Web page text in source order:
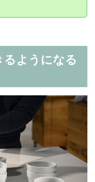
ようになる